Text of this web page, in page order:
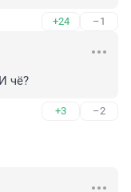
+24 –1
чё?
+3 –2